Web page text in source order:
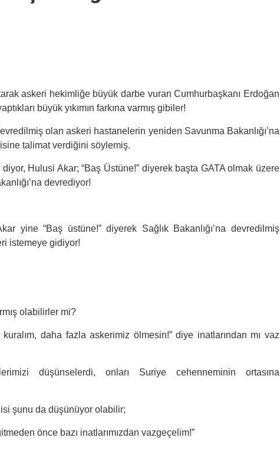
askeri hekimliğe büyük darbe vuran Cumhurbaşkanı Erdoğan
büyük yıkımın farkına varmış gibiler!
olan askeri hastanelerin yeniden Savunma Bakanlığı’na
talimat verdiğini söylemiş.
diyor, Hulusi Akar; “Baş Üstüne!” diyerek başta GATA olmak üzere
devrediyor!
yine “Baş üstüne!” diyerek Sağlık Bakanlığı’na devredilmiş
istemeye gidiyor!
olabilirler mi?
daha fazla askerimiz ölmesin!” diye inatlarından mı vaz
düşünselerdi, onları Suriye cehenneminin ortasına
şunu da düşünüyor olabilir;
önce bazı inatlarımızdan vazgeçelim!”